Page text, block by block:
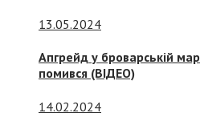
13.05.2024
Апгрейд у броварській
помився (ВІДЕО)
14.02.2024